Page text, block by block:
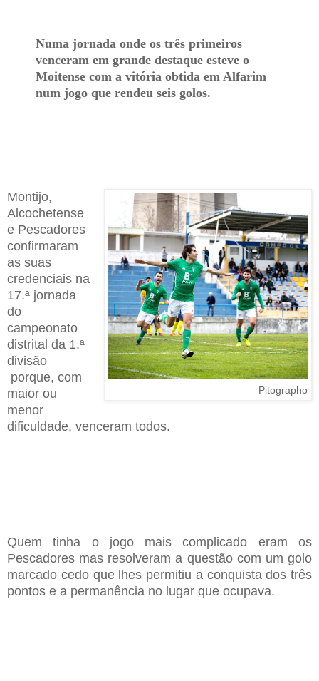
Numa jornada onde os três primeiros
venceram em grande destaque esteve o
Moitense com a vitória obtida em Alfarim
num jogo que rendeu seis golos.
Pitographo
Montijo,
Alcochetense
e Pescadores
confirmaram
as suas
credenciais na
17.ª jornada
do
campeonato
distrital da 1.ª
divisão
porque, com
maior ou
menor
dificuldade, venceram todos.
Quem tinha o jogo mais complicado eram os
Pescadores mas resolveram a questão com um golo
marcado cedo que lhes permitiu a conquista dos três
pontos e a permanência no lugar que ocupava.